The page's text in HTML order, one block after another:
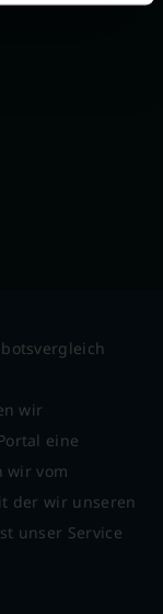
wir
eine
wir vom
der wir unseren
unser Service